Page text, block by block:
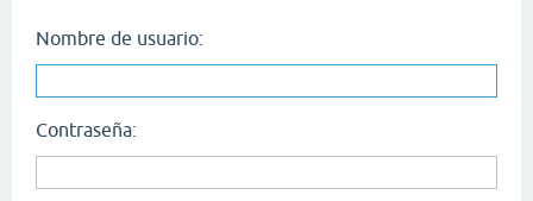
Nombre de usuario:
Contraseña: